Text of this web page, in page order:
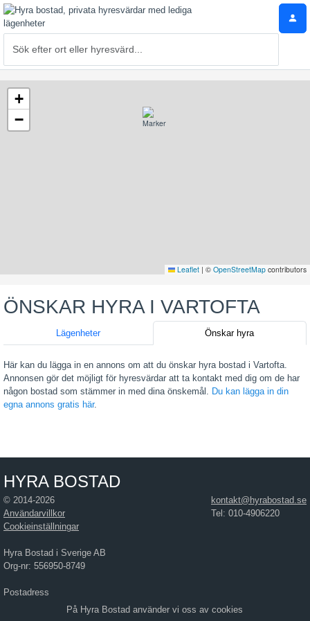
+
−
Leaflet | © OpenStreetMap contributors
ÖNSKAR HYRA I VARTOFTA
Lägenheter Önskar hyra
Här kan du lägga in en annons om att du önskar hyra bostad i Vartofta.
Annonsen gör det möjligt för hyresvärdar att ta kontakt med dig om de har
någon bostad som stämmer in med dina önskemål. Du kan lägga in din
egna annons gratis här.
HYRA BOSTAD
kontakt@hyrabostad.se
Tel: 010-4906220
© 2014-2026
Användarvillkor
Cookieinställningar
Hyra Bostad i Sverige AB
Org-nr: 556950-8749
Postadress
Hyra Bostad i Sverige ABPå Hyra Bostad använder vi oss av cookies